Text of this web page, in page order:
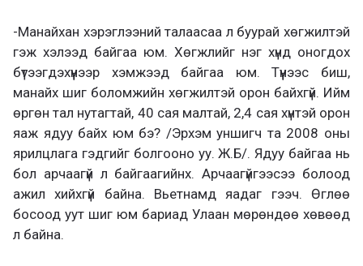
-Манайхан хэрэглээний талаасаа л буурай хөгжилтэй
гэж хэлээд байгаа юм. Хөгжлийг нэг хүнд оногдох
бүтээгдэхүүнээр хэмжээд байгаа юм. Түүнээс биш,
манайх шиг боломжийн хөгжилтэй орон байхгүй. Ийм
өргөн тал нутагтай, 40 сая малтай, 2,4 сая хүнтэй орон
яаж ядуу байх юм бэ? /Эрхэм уншигч та 2008 оны
ярилцлага гэдгийг болгооно уу. Ж.Б/. Ядуу байгаа нь
бол арчаагүй л байгаагийнх. Арчаагүйгээсээ болоод
ажил хийхгүй байна. Вьетнамд яадаг гээч. Өглөө
босоод уут шиг юм бариад Улаан мөрөндөө хөвөөд
л байна.